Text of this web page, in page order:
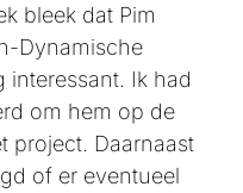
bleek dat Pim
Dynamische
interessant. Ik had
om hem op de
project. Daarnaast
of er eventueel